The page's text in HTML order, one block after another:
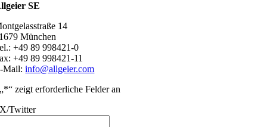
SE
14
München
+49 89 998421-0
+49 89 998421-11
Mail:info@allgeier.com
„*“ zeigt erforderliche Felder an
X/Twitter